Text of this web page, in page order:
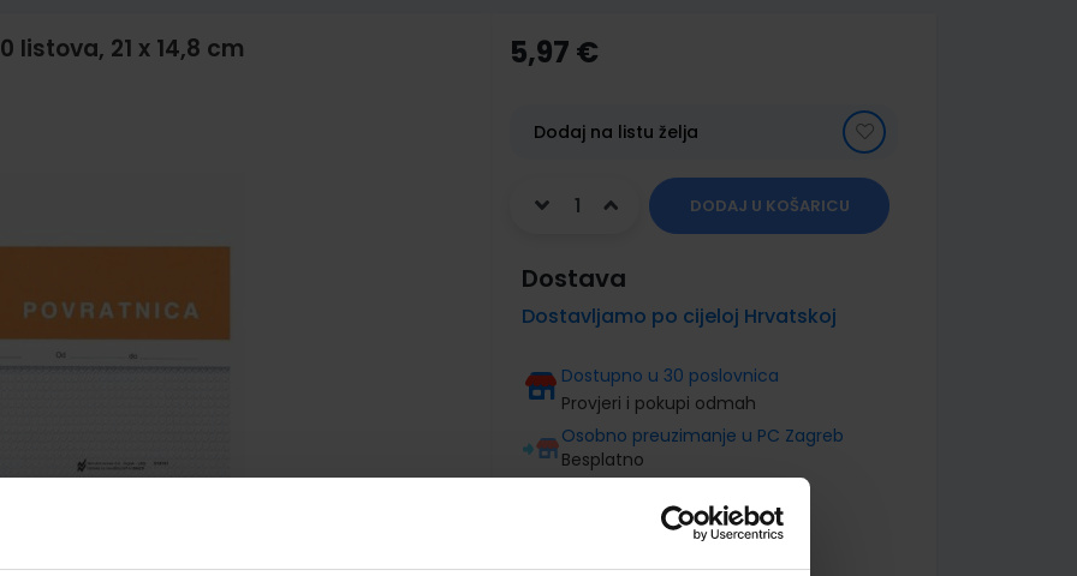
listova, 21 x 14,8 cm 5,97 €
Dodaj na listu želja
DODAJ U KOŠARICU
Dostava
Dostavljamo po cijeloj Hrvatskoj
Dostupno u 30 poslovnica
Provjeri i pokupi odmah
Osobno preuzimanje u PC Zagreb
Besplatno